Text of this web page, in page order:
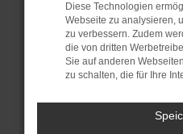
Stelle sicher, dass
Betriebssystem auf
sind.
Veraltete Software
Sicherheitsrisiko,
führen, dass
unterstützt werden.
Diese Technologien
Webseite zu analysieren,
zu verbessern. Zudem
die von dritten
Sie auf anderen
zu schalten, die für Ihre